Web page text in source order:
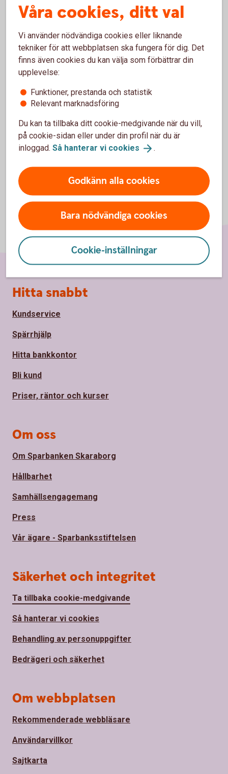
Om du inte ärnöjd
Om du har frågor
Våra cookies, ditt val
Vi använder nödvändiga cookies eller liknande
tekniker för att webbplatsen ska fungera för dig. Det
finns även cookies du kan välja som förbättrar din
upplevelse:
Funktioner, prestanda och statistik
Relevant marknadsföring
Du kan ta tillbaka ditt cookie-medgivande när du vill,
på cookie-sidan eller under din profil när du är
inloggad. Så hanterar vi cookies .
Godkänn alla cookies
Bara nödvändiga cookies
Cookie-inställningar
Sidfot
Hitta snabbt
Kundservice
Spärrhjälp
Hitta bankkontor
Bli kund
Priser, räntor och kurser
Om oss
Om Sparbanken Skaraborg
Hållbarhet
Samhällsengagemang
Press
Vår ägare - Sparbanksstiftelsen
Säkerhet och integritet
Ta tillbaka cookie-medgivande
Så hanterar vi cookies
Behandling av personuppgifter
Bedrägeri och säkerhet
Om webbplatsen
Rekommenderade webbläsare
Användarvillkor
Sajtkarta